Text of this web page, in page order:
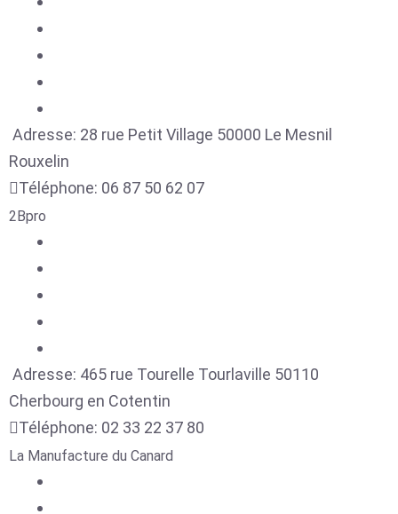
Adresse: 28 rue Petit Village 50000 Le Mesnil
Rouxelin
Téléphone: 06 87 50 62 07
2Bpro
Adresse: 465 rue Tourelle Tourlaville 50110
Cherbourg en Cotentin
Téléphone: 02 33 22 37 80
La Manufacture du Canard